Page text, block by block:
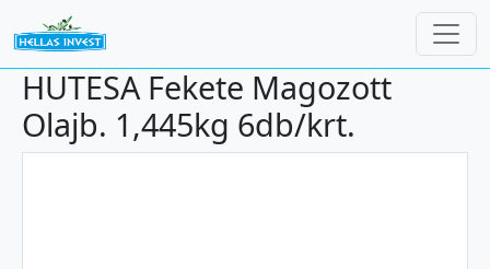
Ugrás a tartalomra
HUTESA Fekete Magozott
Olajb. 1,445kg 6db/krt.